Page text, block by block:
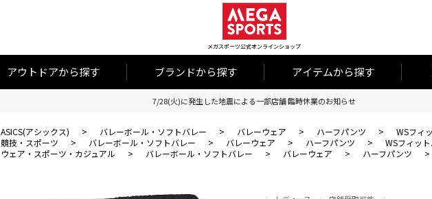
メガスポーツ公式オンラインショップ
アウトドアから探す ブランドから探す アイテムから探す
7/28(火)に発生した地震による一部店舗 臨時休業のお知らせ
ASICS(アシックス) > バレーボール・ソフトバレー > バレーウェア > ハーフパンツ >
WSフィ
競技・スポーツ > バレーボール・ソフトバレー > バレーウェア > ハーフパンツ >
WSフィッ
ウェア・スポーツ・カジュアル > バレーボール・ソフトバレー > バレーウェア > ハーフパンツ >